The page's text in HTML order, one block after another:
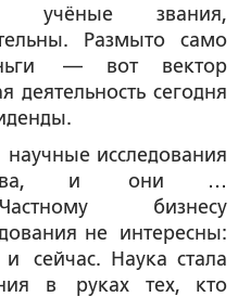
учёные звания,
Размыто само
— вот вектор
деятельность сегодня
научные исследования
и они …
бизнесу
не интересны:
сейчас. Наука стала
в руках тех, кто